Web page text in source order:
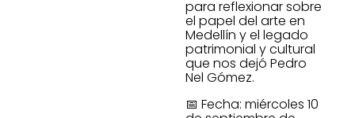
para reflexionar sobre
el papel del arte en
Medellín y el legado
patrimonial y cultural
que nos dejó Pedro
Nel Gómez.
📅 Fecha: miércoles 10